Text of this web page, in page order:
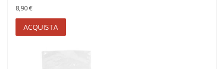
8,90 €
ACQUISTA